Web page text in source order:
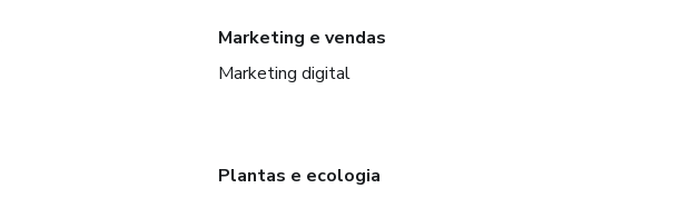
Marketing e vendas
Marketing digital
Plantas e ecologia